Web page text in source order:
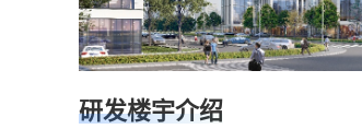
研发楼宇介绍